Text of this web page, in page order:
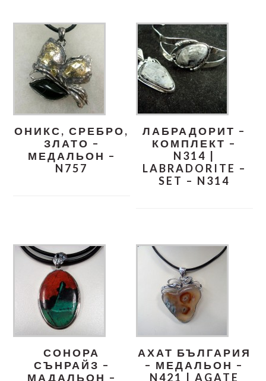
ОНИКС, СРЕБРО,
ЗЛАТО –
МЕДАЛЬОН –
N757
ЛАБРАДОРИТ –
КОМПЛЕКТ –
N314 |
LABRADORITE –
SET – N314
СОНОРА
СЪНРАЙЗ –
МАДАЛЬОН –
АХАТ БЪЛГАРИЯ
– МЕДАЛЬОН –
N421 | AGATE